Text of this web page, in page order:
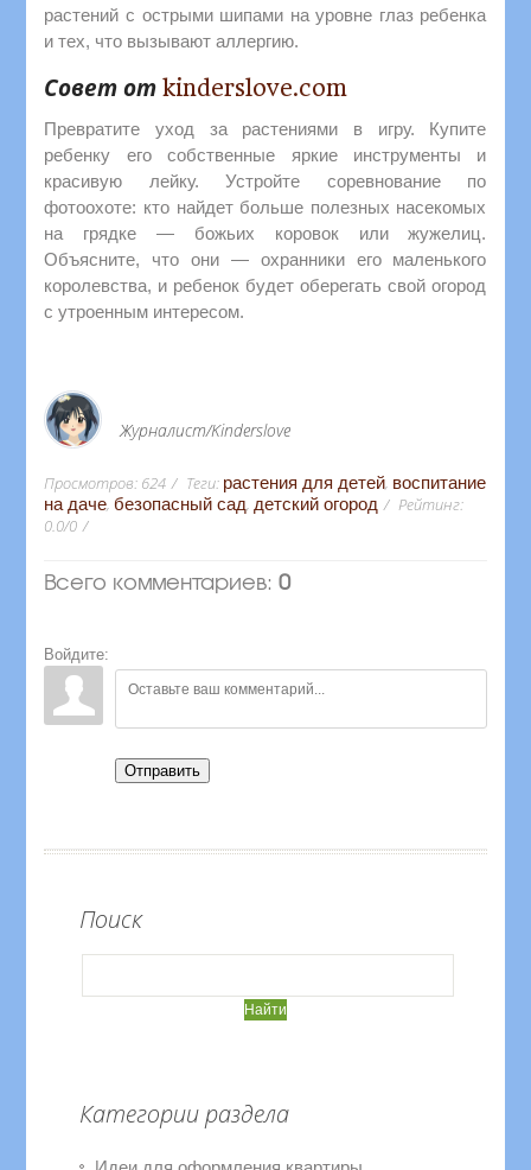
растений с острыми шипами на уровне глаз ребенка
и тех, что вызывают аллергию.
Совет отkinderslove.com
Превратите уход за растениями в игру. Купите
ребенку его собственные яркие инструменты и
красивую лейку. Устройте соревнование по
фотоохоте: кто найдет больше полезных насекомых
на грядке — божьих коровок или жужелиц.
Объясните, что они — охранники его маленького
королевства, и ребенок будет оберегать свой огород
с утроенным интересом.
Журналист/Kinderslove
Просмотров: 624 Теги: растения для детей, воспитание
на даче,безопасный сад,детский огород Рейтинг:
0.0/0
Всего комментариев:0
Войдите:
Отправить
Поиск
Категории раздела